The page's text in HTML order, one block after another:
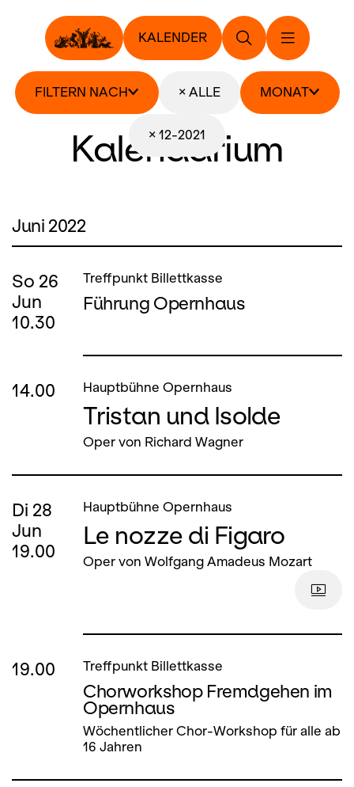
KALENDER
FILTERN NACH × ALLE MONAT
× 12-2021
Kalendarium
Juni 2022
So 26
Jun
10.30
Treffpunkt Billettkasse
Führung Opernhaus
14.00 Hauptbühne Opernhaus
Tristan und Isolde
Oper von Richard Wagner
Di 28
Jun
19.00
Hauptbühne Opernhaus
Le nozze di Figaro
Oper von Wolfgang Amadeus Mozart
19.00 Treffpunkt Billettkasse
Chorworkshop Fremdgehen im
Opernhaus
Wöchentlicher Chor-Workshop für alle ab
16 Jahren